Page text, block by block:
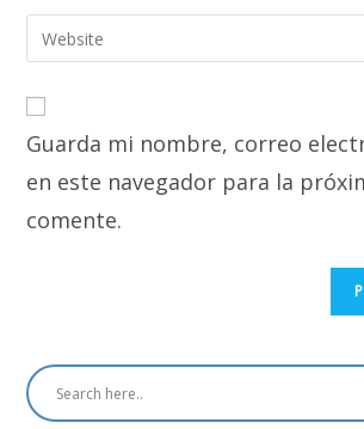
to
comment
email
address
Enter
your
URL
(optional)
Guarda mi nombre, correo
en este navegador para la
comente.